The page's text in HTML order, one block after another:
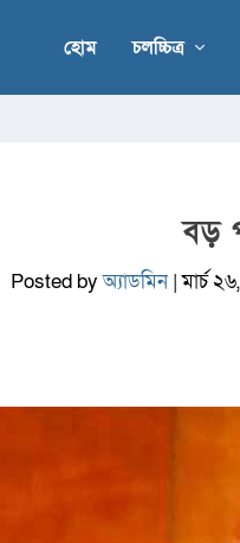
হোম চলচ্চিত্র
বড়
Posted byঅ্যাডমিন|মার্চ